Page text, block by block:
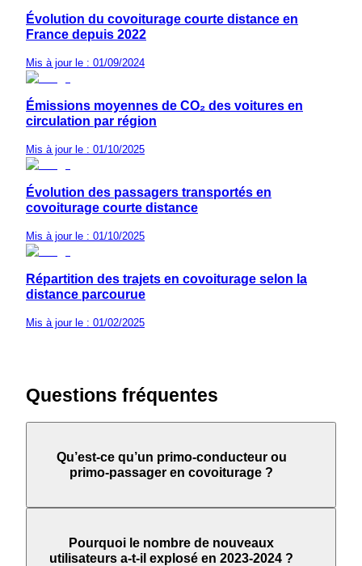
Évolution du covoiturage courte distance en
France depuis 2022
Mis à jour le : 01/09/2024
Émissions moyennes de CO₂ des voitures en
circulation par région
Mis à jour le : 01/10/2025
Évolution des passagers transportés en
covoiturage courte distance
Mis à jour le : 01/10/2025
Répartition des trajets en covoiturage selon la
distance parcourue
Mis à jour le : 01/02/2025
Questions fréquentes
Qu’est-ce qu’un primo-conducteur ou
primo-passager en covoiturage ?
Pourquoi le nombre de nouveaux
utilisateurs a-t-il explosé en 2023-2024 ?